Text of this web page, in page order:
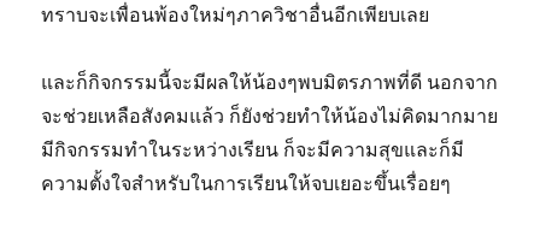
ทราบจะเพื่อนพ้องใหม่ๆภาควิชาอื่นอีกเพียบเลย
และก็กิจกรรมนี้จะมีผลให้น้องๆพบมิตรภาพที่ดี นอกจาก
จะช่วยเหลือสังคมแล้ว ก็ยังช่วยทำให้น้องไม่คิดมากมาย
มีกิจกรรมทำในระหว่างเรียน ก็จะมีความสุขและก็มี
ความตั้งใจสำหรับในการเรียนให้จบเยอะขึ้นเรื่อยๆ